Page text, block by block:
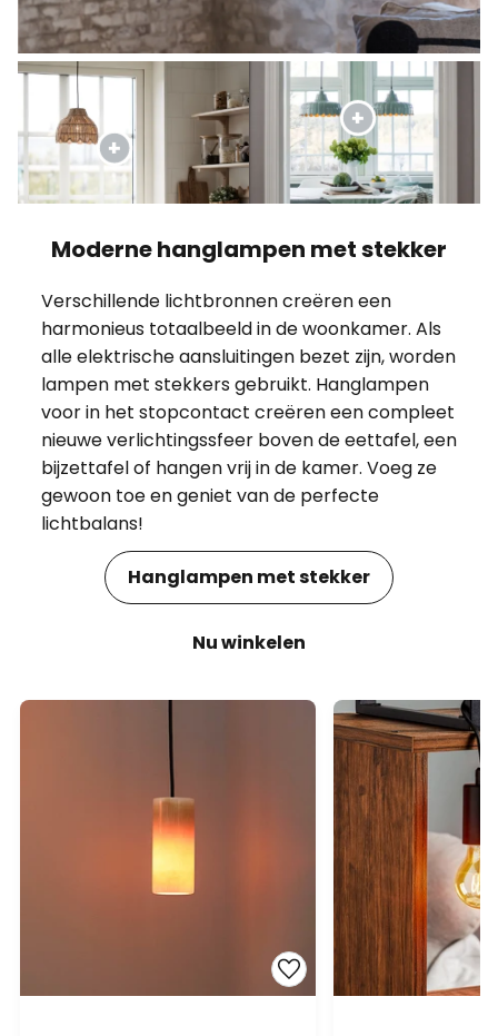
Moderne hanglampen met stekker
Verschillende lichtbronnen creëren een
harmonieus totaalbeeld in de woonkamer. Als
alle elektrische aansluitingen bezet zijn, worden
lampen met stekkers gebruikt. Hanglampen
voor in het stopcontact creëren een compleet
nieuwe verlichtingssfeer boven de eettafel, een
bijzettafel of hangen vrij in de kamer. Voeg ze
gewoon toe en geniet van de perfecte
lichtbalans!
Hanglampen met stekker
Nu winkelen